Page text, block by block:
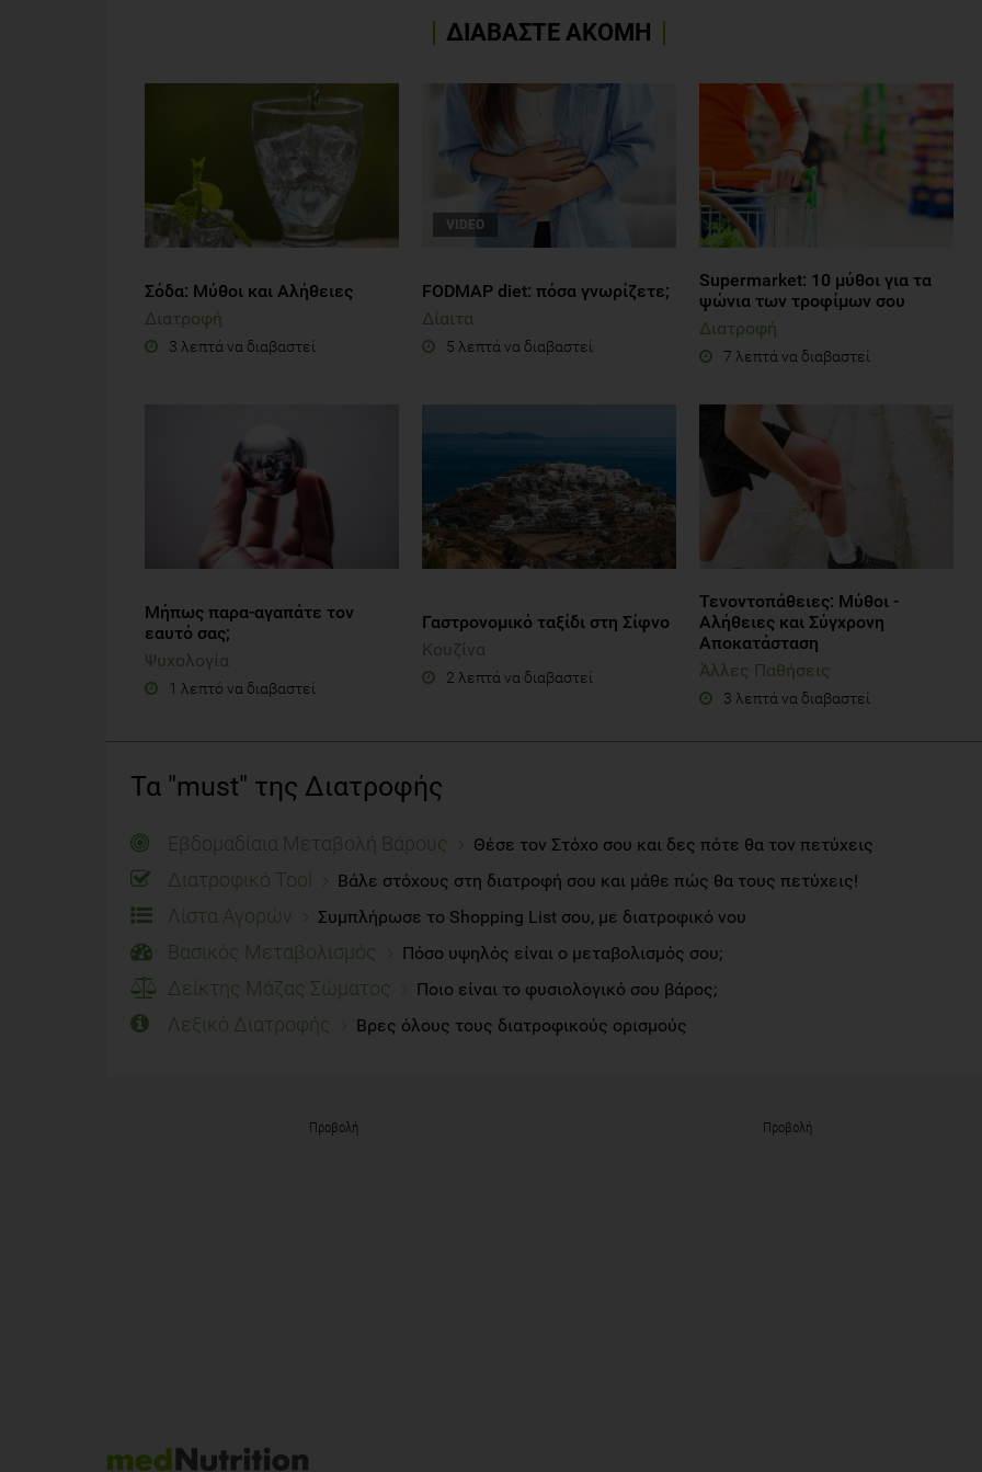
ΔΙΑΒΑΣΤΕ ΑΚΟΜΗ
Σόδα: Μύθοι και Αλήθειες
Διατροφή
3 λεπτά να διαβαστεί
VIDEO
FODMAP diet: πόσα γνωρίζετε;
Δίαιτα
5 λεπτά να διαβαστεί
Supermarket: 10 μύθοι για τα
ψώνια των τροφίμων σου
Διατροφή
7 λεπτά να διαβαστεί
Μήπως παρα-αγαπάτε τον
εαυτό σας;
Ψυχολογία
1 λεπτό να διαβαστεί
Γαστρονομικό ταξίδι στη Σίφνο
Κουζίνα
2 λεπτά να διαβαστεί
Τενοντοπάθειες: Μύθοι -
Αλήθειες και Σύγχρονη
Αποκατάσταση
Άλλες Παθήσεις
3 λεπτά να διαβαστεί
Τα "must" της Διατροφής
Εβδομαδίαια Μεταβολή Βάρους Θέσε τον Στόχο σου και δες πότε θα τον πετύχεις
Διατροφικό Tool Βάλε στόχους στη διατροφή σου και μάθε πώς θα τους πετύχεις!
Λίστα Αγορών Συμπλήρωσε το Shopping List σου, με διατροφικό νου
Βασικός Μεταβολισμός Πόσο υψηλός είναι ο μεταβολισμός σου;
Δείκτης Μάζας Σώματος Ποιο είναι το φυσιολογικό σου βάρος;
Λεξικό Διατροφής Βρες όλους τους διατροφικούς ορισμούς
Προβολή Προβολή